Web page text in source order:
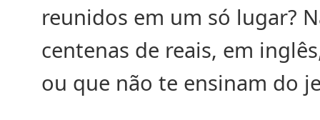
reunidos em um só lugar?
centenas de reais, em
ou que não te ensinam do